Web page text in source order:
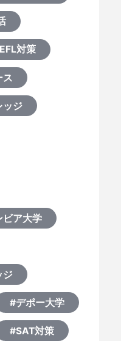
対策
ッジ
ビア大学
ジ
#デポー大学
#SAT対策